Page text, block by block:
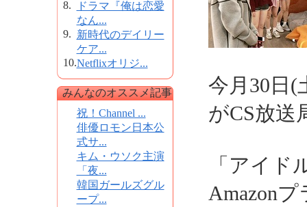
8.
ドラマ『俺は恋愛
なん...
9. 新時代のデイリー
ケア...
10.Netflixオリジ...
みんなのオススメ記事
祝！Channel ...
俳優ロモン日本公
式サ...
キム・ウソク主演
「夜...
韓国ガールズグル
ープ...
今月30日(
がCS放送
「アイド
Amazon